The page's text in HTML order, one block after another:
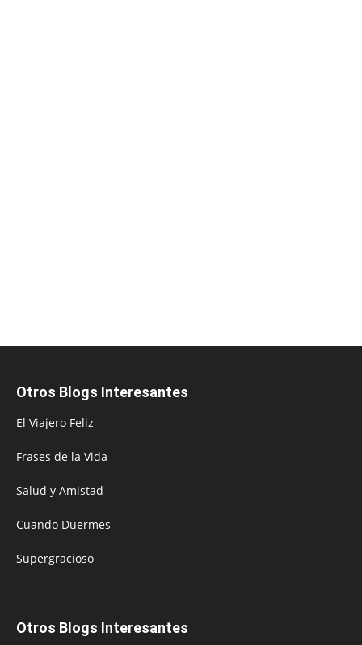
Otros Blogs Interesantes
El Viajero Feliz
Frases de la Vida
Salud y Amistad
Cuando Duermes
Supergracioso
Otros Blogs Interesantes